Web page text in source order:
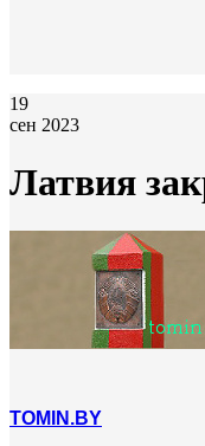
19
сен 2023
Латвия
TOMIN.BY